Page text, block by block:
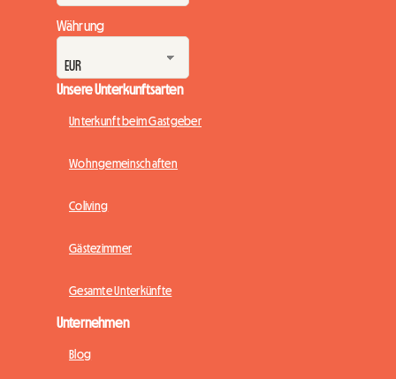
Währung
Unsere Unterkunftsarten
Unterkunft beim Gastgeber
Wohngemeinschaften
Coliving
Gästezimmer
Gesamte Unterkünfte
Unternehmen
Blog